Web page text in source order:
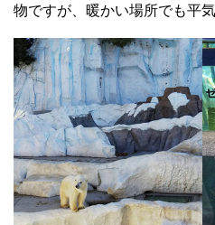
物ですが、暖かい場所でも平